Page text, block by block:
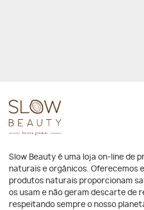
Slow Beauty é uma loja on-line de
naturais e orgânicos. Oferecemos
produtos naturais proporcionam
os usam e não geram descarte de
respeitando sempre o nosso